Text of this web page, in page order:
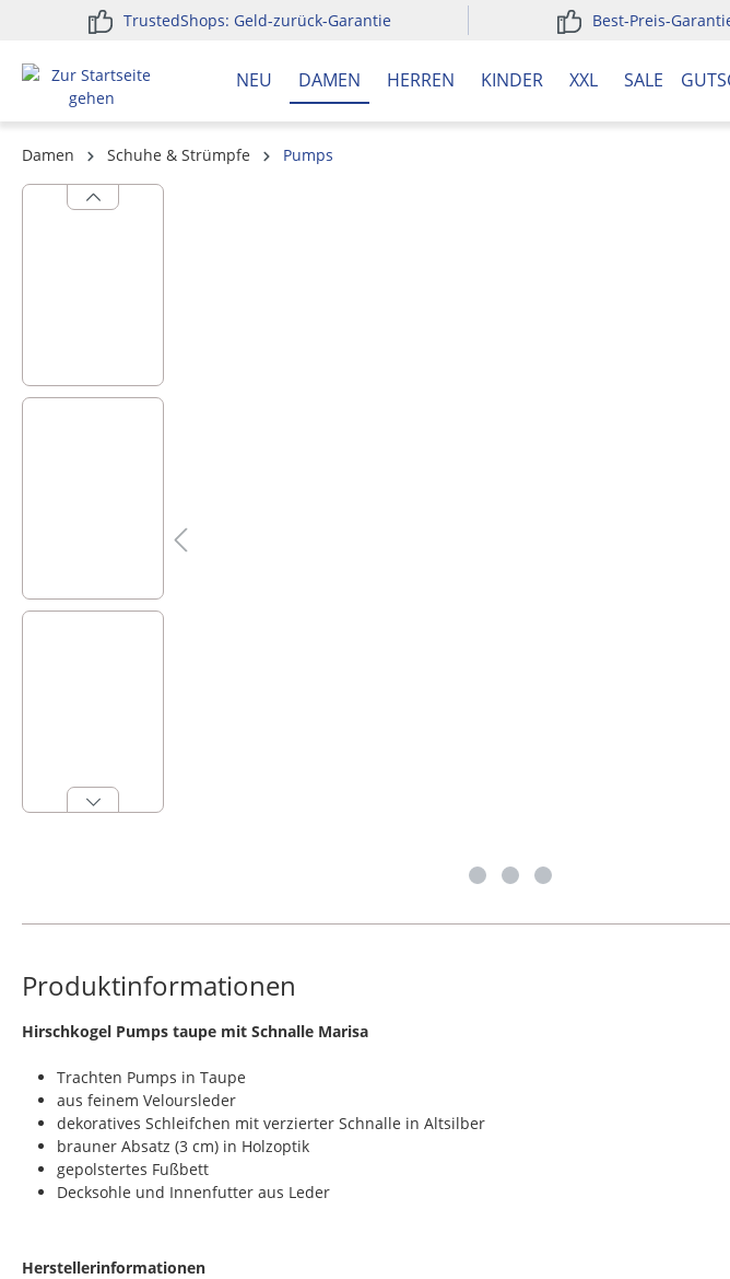
Zur Hauptnavigation springen
TrustedShops: Geld-zurück-Garantie Best-Preis-
NEU DAMEN HERREN KINDER XXL SALE
Damen Schuhe & Strümpfe
Pumps
Bildergalerie überspringen
Produktinformationen
​Hirschkogel Pumps taupe mit Schnalle Marisa
Trachten Pumps in Taupe
aus feinem Veloursleder
dekoratives Schleifchen mit verzierter Schnalle in Altsilber
brauner Absatz (3 cm) in Holzoptik
gepolstertes Fußbett
Decksohle und Innenfutter aus Leder
Herstellerinformationen